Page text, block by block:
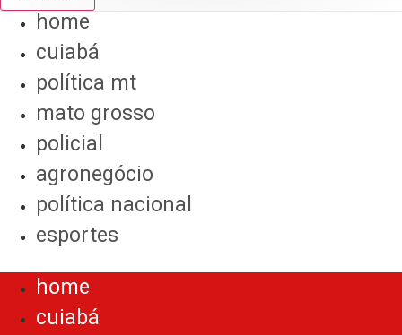
home
cuiabá
política mt
mato grosso
policial
agronegócio
política nacional
esportes
home
cuiabá